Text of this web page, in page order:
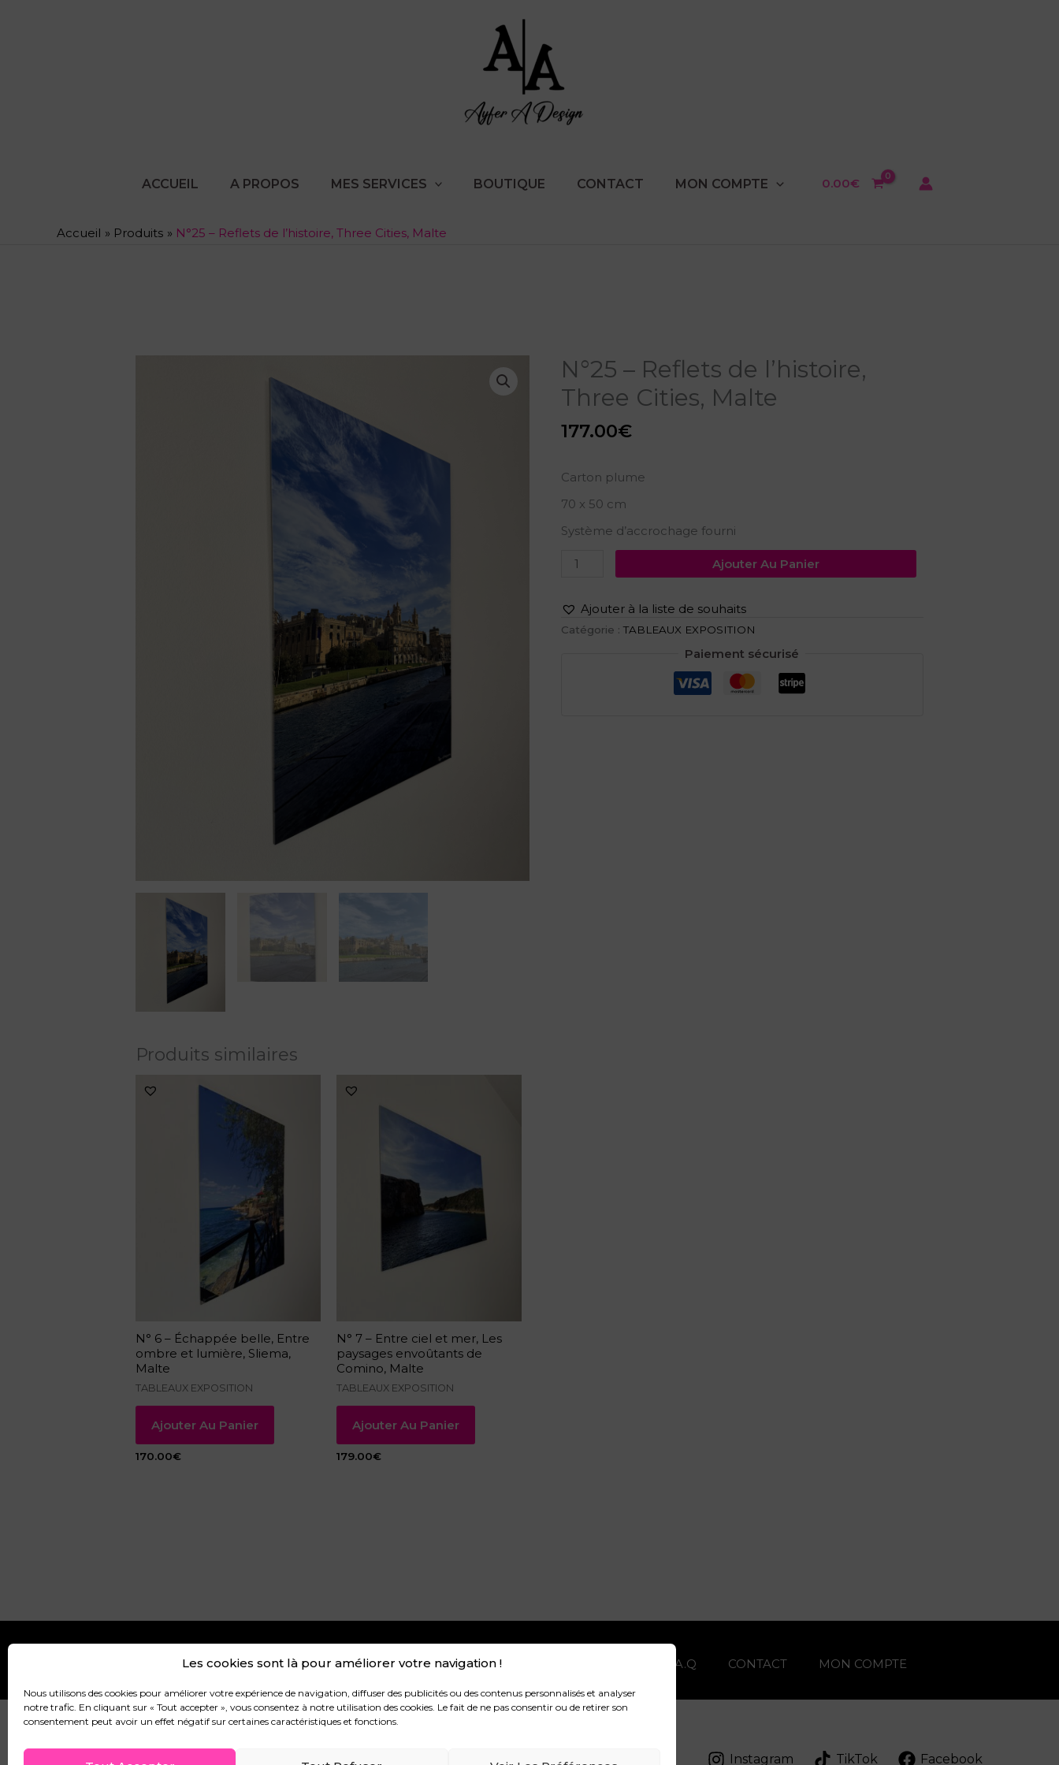
Les cookies sont là pour améliorer votre navigation !
Nous utilisons des cookies pour améliorer votre expérience de navigation, diffuser des publicités ou des contenus personnalisés et analyser
notre trafic. En cliquant sur « Tout accepter », vous consentez à notre utilisation des cookies. Le fait de ne pas consentir ou de retirer son
consentement peut avoir un effet négatif sur certaines caractéristiques et fonctions.
ACCUEIL A PROPOS MES SERVICES BOUTIQUE CONTACT MON COMPTE 0.00€
Accueil Produits N°25 – Reflets de l’histoire, Three Cities, Malte
N°25 – Reflets de l’histoire,
Three Cities, Malte
177.00€
Carton plume
70 x 50 cm
Système d’accrochage fourni
quantité
de
N°25
Reflets
de
Cities,
Malte
Ajouter Au Panier
Ajouter à la liste de souhaits
Catégorie : TABLEAUX EXPOSITION
Paiement sécurisé
Produits similaires
N° 6 – Échappée belle, Entre
ombre et lumière, Sliema,
Malte
TABLEAUX EXPOSITION
Ajouter Au Panier
170.00€
N° 7 – Entre ciel et mer, Les
paysages envoûtants de
Comino, Malte
TABLEAUX EXPOSITION
Ajouter Au Panier
179.00€
CGU MENTIONS LÉGALES POLITIQUE DE CONFIDENTIALITÉ F.A.Q CONTACT MON COMPTE
© 2026 Ayfer A Design. Powered by Ayfer A Design.
Instagram TikTok Facebook